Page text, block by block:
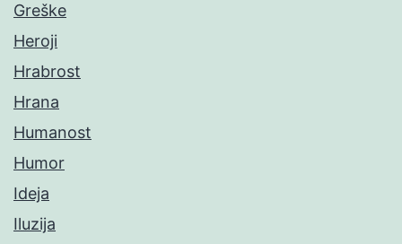
Greške
Heroji
Hrabrost
Hrana
Humanost
Humor
Ideja
Iluzija